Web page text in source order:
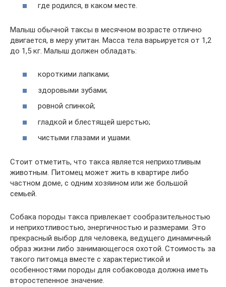
где родился, в каком месте.
Малыш обычной таксы в месячном возрасте отлично
двигается, в меру упитан. Масса тела варьируется от 1,2
до 1,5 кг. Малыш должен обладать:
короткими лапками;
здоровыми зубами;
ровной спинкой;
гладкой и блестящей шерстью;
чистыми глазами и ушами.
Стоит отметить, что такса является неприхотливым
животным. Питомец может жить в квартире либо
частном доме, с одним хозяином или же большой
семьей.
Собака породы такса привлекает сообразительностью
и неприхотливостью, энергичностью и размерами. Это
прекрасный выбор для человека, ведущего динамичный
образ жизни либо занимающегося охотой. Стоимость за
такого питомца вместе с характеристикой и
особенностями породы для собаковода должна иметь
второстепенное значение.